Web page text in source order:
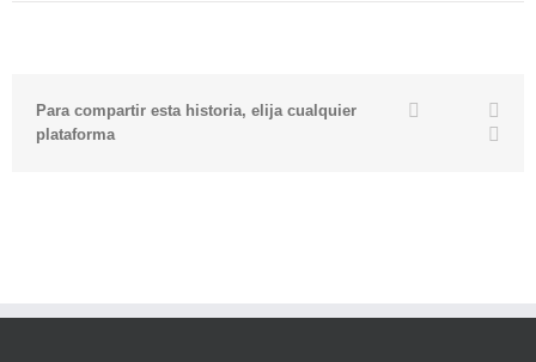
Para compartir esta historia, elija cualquier
plataforma
Facebook
Twitter